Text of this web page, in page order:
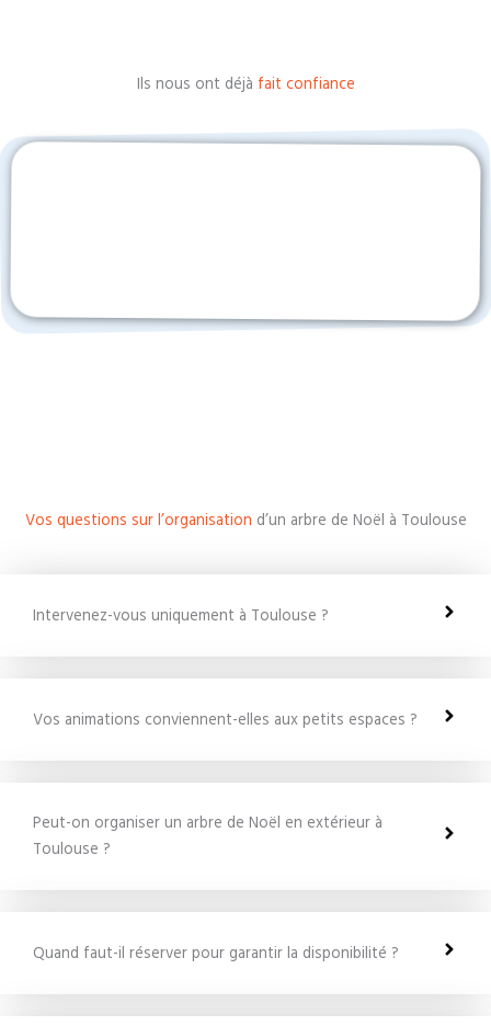
Ils nous ont déjà fait confiance
Vos questions sur l’organisation d’un arbre de Noël à Toulouse
Intervenez-vous uniquement à Toulouse ?
Vos animations conviennent-elles aux petits espaces ?
Peut-on organiser un arbre de Noël en extérieur à
Toulouse ?
Quand faut-il réserver pour garantir la disponibilité ?